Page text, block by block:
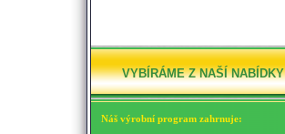
VYBÍRÁME Z NAŠÍ NABÍDKY
Náš výrobní program zahrnuje: